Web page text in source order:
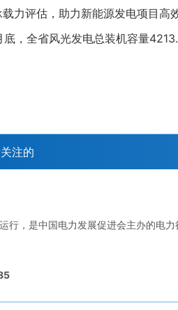
力评估，助力新能源发电项目高效
，全省风光发电总装机容量
注的
行，是中国电力发展促进会主办的电力